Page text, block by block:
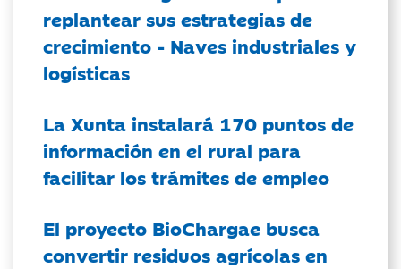
replantear sus estrategias de
crecimiento - Naves industriales y
logísticas
La Xunta instalará 170 puntos de
información en el rural para
facilitar los trámites de empleo
El proyecto BioChargae busca
convertir residuos agrícolas en